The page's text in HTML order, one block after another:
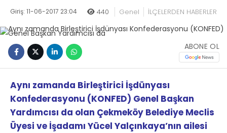
Giriş: 11-06-2017 23:04 440 Genel İLÇELERDEN HABERLER
ABONE OL
Aynı zamanda Birleştirici İşdünyası
Konfederasyonu (KONFED) Genel Başkan
Yardımcısı da olan Çekmeköy Belediye Meclis
Üyesi ve İşadamı Yücel Yalçınkaya’nın ailesi